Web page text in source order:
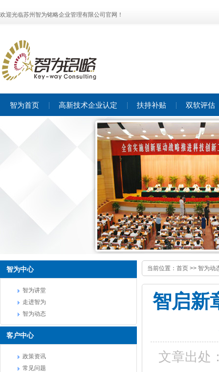
欢迎光临苏州智为铭略企业管理有限公司官网！
智为首页 高新技术企业认定 扶持补贴 双软评估
智为中心
智为讲堂
走进智为
智为动态
客户中心
政策资讯
常见问题
当前位置： 首页 >> 智为动
智启新
文章出处